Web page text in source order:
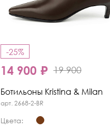
-25%
14 900 ₽ 19 900
Ботильоны Kristina & Milan
арт. 2668-2-BR
Цвета: